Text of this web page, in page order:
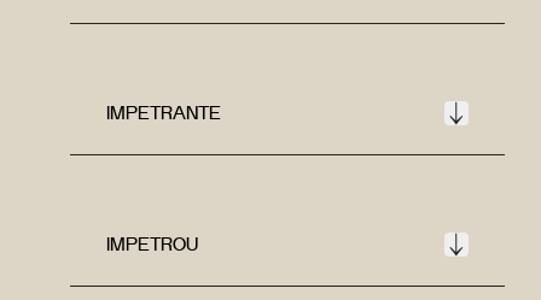
IMPETRANTE
IMPETROU